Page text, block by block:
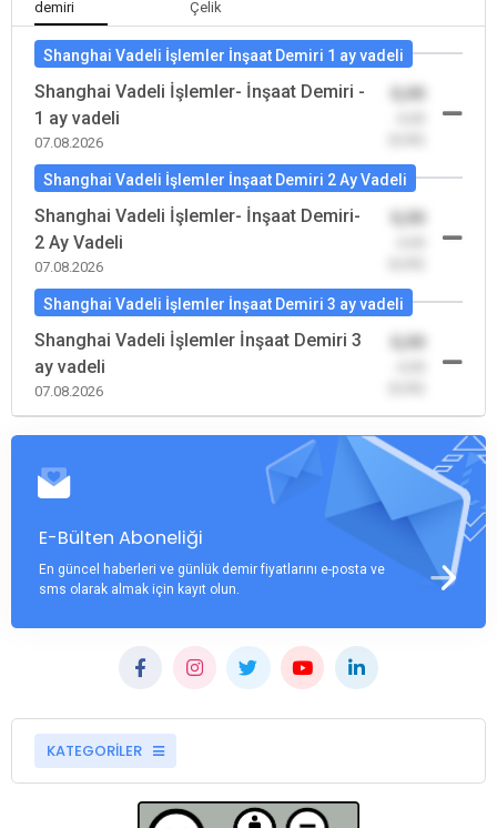
demiri
Çelik
Shanghai Vadeli İşlemler İnşaat Demiri 1 ay vadeli
Shanghai Vadeli İşlemler- İnşaat Demiri -
1 ay vadeli
07.08.2026
Shanghai Vadeli İşlemler İnşaat Demiri 2 Ay Vadeli
Shanghai Vadeli İşlemler- İnşaat Demiri-
2 Ay Vadeli
07.08.2026
Shanghai Vadeli İşlemler İnşaat Demiri 3 ay vadeli
Shanghai Vadeli İşlemler İnşaat Demiri 3
ay vadeli
07.08.2026
E-Bülten Aboneliği
En güncel haberleri ve günlük demir fiyatlarını e-posta ve
sms olarak almak için kayıt olun.
KATEGORİLER